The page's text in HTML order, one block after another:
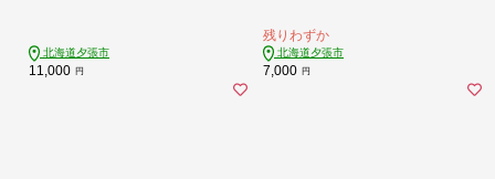
北海道夕張市
11,000 円
残りわずか
北海道夕張市
7,000 円